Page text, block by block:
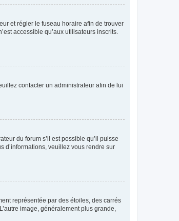
et régler le fuseau horaire afin de trouver
accessible qu’aux utilisateurs inscrits.
contacter un administrateur afin de lui
du forum s’il est possible qu’il puisse
d’informations, veuillez vous rendre sur
représentée par des étoiles, des carrés
image, généralement plus grande,